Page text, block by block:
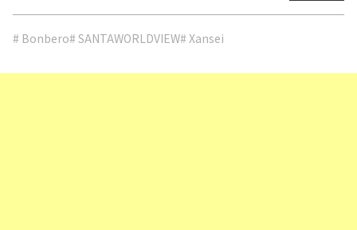
# Bonbero# SANTAWORLDVIEW# Xansei